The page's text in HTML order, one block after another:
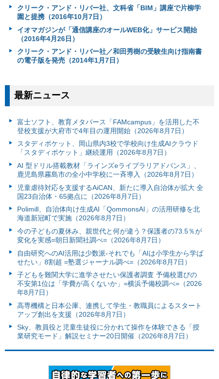
クリーク・アンド・リバー社、文科省「BIM」講座で片柳学
園と提携（2016年10月7日）
イオマガジンが「通信講座のオールWEB化」サービス開始
（2016年4月26日）
クリーク・アンド・リバー社／和田秀樹の受験生向け指南書
の電子版を発売（2014年1月7日）
最新ニュース
富⼠ソフト、教育メタバース「FAMcampus」を活用した不
登校支援が大府市で4年目の運用開始（2026年8月7日）
スタディポケット、岡山県内3校で学校向け生成AIクラウド
「スタディポケット」継続運用（2026年8月7日）
AI 型ドリル搭載教材「ラインズeライブラリアドバンス」、
鹿児島県霧島市の全小中学校に一斉導入（2026年8月7日）
児童虐待対応を支援するAiCAN、新たに導入自治体が拡大 全
国23自治体・65拠点に（2026年8月7日）
Polimill、自治体向け生成AI「QommonsAI」の活用研修を北
海道新冠町で実施（2026年8月7日）
今の子どもの夏休み、親世代と何が違う？保護者の73.5％が
変化を実感=朝日新聞社調べ=（2026年8月7日）
自由研究へのAI活用は少数派-それでも「AIは小学生から学ば
せたい」8割超 =塾選ジャーナル調べ=（2026年8月7日）
子どもを難関大学に進学させたい保護者調査 予備校選びの
不安第1位は「学費が高くないか」=横浜予備校調べ=（2026
年8月7日）
高専機構と日本公庫、連携して学生・教職員によるスタート
アップ創出を支援（2026年8月7日）
Sky、教員役と児童生徒役に分かれて操作を体験できる「授
業研究モード」解説セミナー20日開催（2026年8月7日）